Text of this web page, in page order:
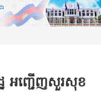
ឋ អញ្ជើញសួរសុខ